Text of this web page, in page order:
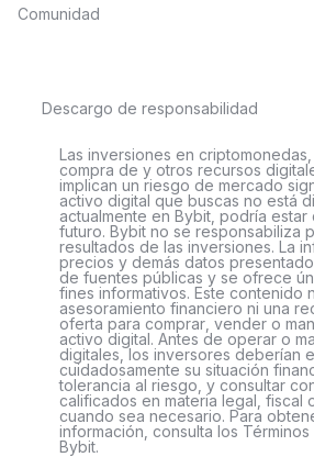
Comunidad
Descargo de responsabilidad
Las inversiones en
compra de y otros recursos
implican un riesgo de mercado
activo digital que buscas no está
actualmente en Bybit, podría
futuro. Bybit no se responsabiliza
resultados de las inversiones. La
precios y demás datos
de fuentes públicas y se ofrece
fines informativos. Este contenido
asesoramiento financiero ni una
oferta para comprar, vender o
activo digital. Antes de operar o
digitales, los inversores deberían
cuidadosamente su situación
tolerancia al riesgo, y consultar
calificados en materia legal, fiscal
cuando sea necesario. Para
información, consulta los
Bybit.